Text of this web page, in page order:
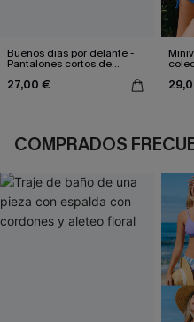
Buenos días por delante -
Pantalones cortos de
27,00 €
COMPRADOS